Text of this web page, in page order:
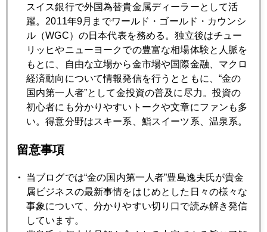
うな状態だったけどね。相手の義兄は、以前、日経の「交遊
抄」でも紹介したことあるけど、元財務省。妻が姉妹という
関係でつながってるけど、私の妻が妹なので、兄下と呼んで
いる（笑）。
川越市の霞が関ＣＣだったので、裏磐梯に比べて蒸し暑い！
あそこは、当日のスタート表がデカデカと電子表示されてい
スイス銀行で外国為替貴金属ディーラーとして活
躍。2011年9月までワールド・ゴールド・カウンシ
ル（WGC）の日本代表を務める。独立後はチュー
リッヒやニューヨークでの豊富な相場体験と人脈を
もとに、自由な立場から金市場や国際金融、マクロ
経済動向について情報発信を行うとともに、“金の
国内第一人者”として金投資の普及に尽力。投資の
初心者にも分かりやすいトークや文章にファンも多
い。得意分野はスキー系、鮨スイーツ系、温泉系。
留意事項
当ブログでは“金の国内第一人者”豊島逸夫氏が貴金
属ビジネスの最新事情をはじめとした日々の様々な
事象について、分かりやすい切り口で読み解き発信
しています。